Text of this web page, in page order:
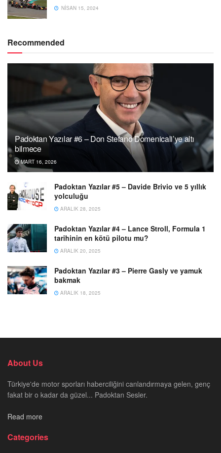
NISAN 15, 2024
Recommended
Padoktan Yazılar #6 – Don Stefano Domenicali’ye altı
bilmece
MART 16, 2026
Padoktan Yazılar #5 – Davide Brivio ve 5 yıllık
yolculuğu
ARALIK 28, 2025
Padoktan Yazılar #4 – Lance Stroll, Formula 1
tarihinin en kötü pilotu mu?
ARALIK 20, 2025
Padoktan Yazılar #3 – Pierre Gasly ve yamuk
bakmak
ARALIK 18, 2025
About Us
Türkiye'de motor sporları haberciliğini canlandırmaya gelen, genç
fakat bir o kadar da güzel... Padoktan Sesler.
Read more
Categories